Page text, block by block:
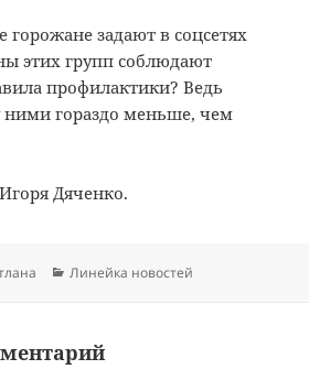
горожане задают в соцсетях
этих групп соблюдают
профилактики? Ведь
гораздо меньше, чем
Дяченко.
Рубрики
Линейка новостей